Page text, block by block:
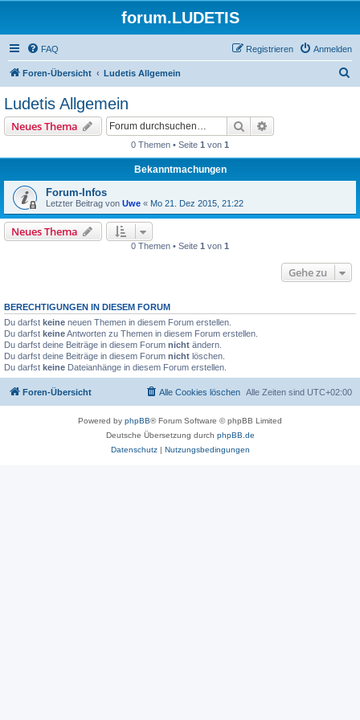
forum.LUDETIS
FAQ Anmelden
Registrieren
Foren-Übersicht Ludetis Allgemein
Ludetis Allgemein
Neues Thema Suche
0 Themen • Seite 1 von 1
Bekanntmachungen
Forum-Infos
Letzter Beitrag von Uwe « Mo 21. Dez 2015, 21:22
Neues Thema
0 Themen • Seite 1 von 1
Gehe zu
BERECHTIGUNGEN IN DIESEM FORUM
Du darfst keine neuen Themen in diesem Forum erstellen.
Du darfst keineAntworten zu Themen in diesem Forum erstellen.
Du darfst deine Beiträge in diesem Forum nicht ändern.
Du darfst deine Beiträge in diesem Forum nicht löschen.
Du darfst keine Dateianhänge in diesem Forum erstellen.
Foren-Übersicht Alle Zeiten sind UTC+02:00
Alle Cookies löschen
Powered by phpBB® Forum Software © phpBB Limited
Deutsche Übersetzung durch phpBB.de
Datenschutz| Nutzungsbedingungen